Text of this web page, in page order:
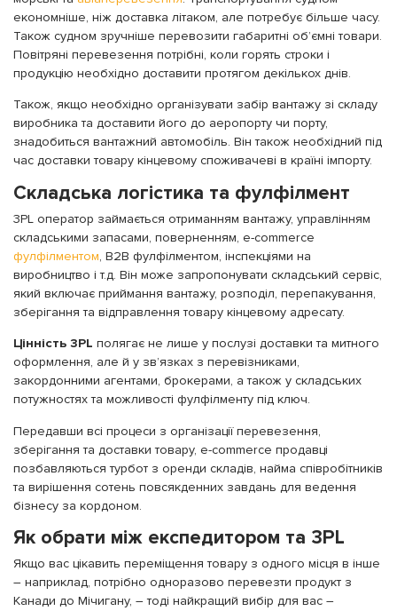
економніше, ніж доставка літаком, але потребує більше часу.
Також судном зручніше перевозити габаритні об’ємні товари.
Повітряні перевезення потрібні, коли горять строки і
продукцію необхідно доставити протягом декількох днів.
Також, якщо необхідно організувати забір вантажу зі складу
виробника та доставити його до аеропорту чи порту,
знадобиться вантажний автомобіль. Він також необхідний під
час доставки товару кінцевому споживачеві в країні імпорту.
Складська логістика та фулфілмент
3PL оператор займається отриманням вантажу, управлінням
складськими запасами, поверненням, e-commerce
фулфілментом, B2B фулфілментом, інспекціями на
виробництво і т.д. Він може запропонувати складський сервіс,
який включає приймання вантажу, розподіл, перепакування,
зберігання та відправлення товару кінцевому адресату.
Цінність 3PL полягає не лише у послузі доставки та митного
оформлення, але й у зв’язках з перевізниками,
закордонними агентами, брокерами, а також у складських
потужностях та можливості фулфілменту під ключ.
Передавши всі процеси з організації перевезення,
зберігання та доставки товару, e-commerce продавці
позбавляються турбот з оренди складів, найма співробітників
та вирішення сотень повсякденних завдань для ведення
бізнесу за кордоном.
Як обрати між експедитором та 3PL
Якщо вас цікавить переміщення товару з одного місця в інше
– наприклад, потрібно одноразово перевезти продукт з
Канади до Мічигану, – тоді найкращий вибір для вас –